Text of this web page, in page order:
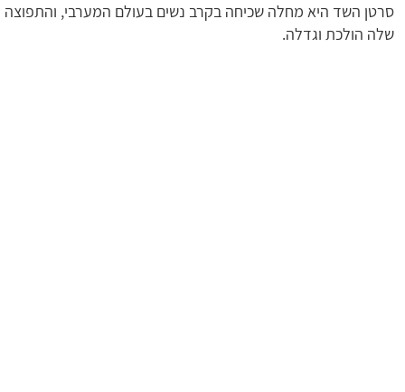
סרטן השד היא מחלה שכיחה בקרב נשים בעולם המערבי, והתפוצה
שלה הולכת וגדלה.